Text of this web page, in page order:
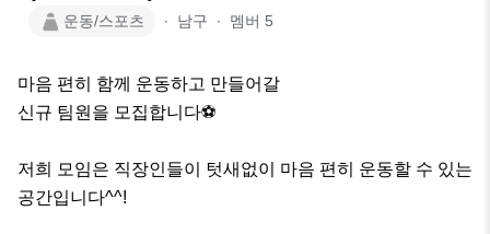
운동/스포츠 ∙ 남구 ∙ 멤버 5
마음 편히 함께 운동하고 만들어갈
신규 팀원을 모집합니다⚽️
저희 모임은 직장인들이 텃새없이 마음 편히 운동할 수 있는
공간입니다^^!